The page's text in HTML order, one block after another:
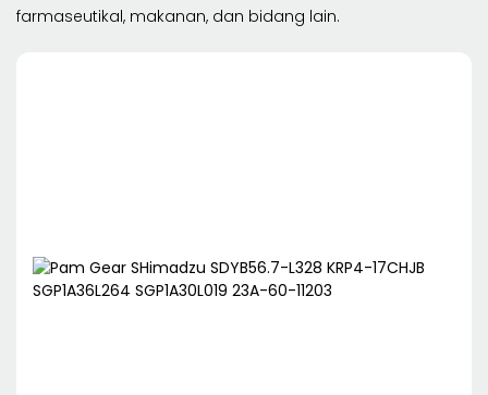
farmaseutikal, makanan, dan bidang lain.